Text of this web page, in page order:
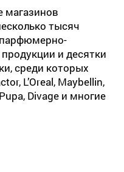
магазинов
тысяч
и десятки
среди которых
L’Oreal, Maybellin,
Divage и многие